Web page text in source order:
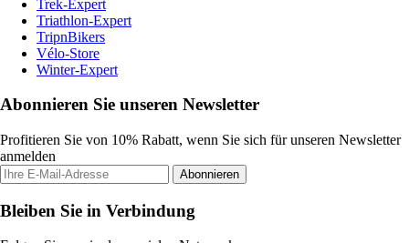
Trek-Expert
Triathlon-Expert
TripnBikers
Vélo-Store
Winter-Expert
Abonnieren Sie unseren Newsletter
Profitieren Sie von 10% Rabatt, wenn Sie sich für unseren Newsletter
anmelden
Abonnieren
Bleiben Sie in Verbindung